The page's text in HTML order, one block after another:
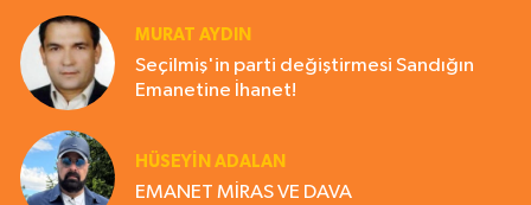
MURAT AYDIN
Seçilmiş'in parti değiştirmesi Sandığın
Emanetine İhanet!
HÜSEYIN ADALAN
EMANET MİRAS VE DAVA